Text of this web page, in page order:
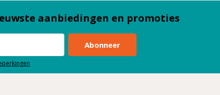
aanbiedingen en promoties
Abonneer